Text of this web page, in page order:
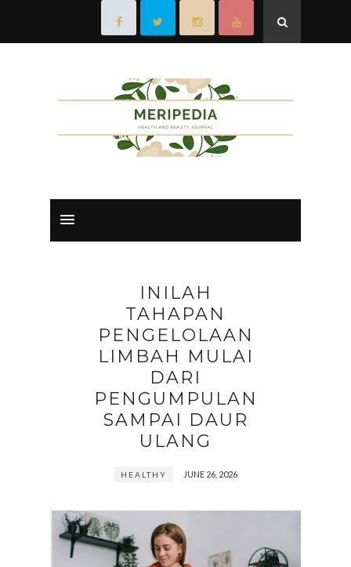
INILAH
TAHAPAN
PENGELOLAAN
LIMBAH MULAI
DARI
PENGUMPULAN
SAMPAI DAUR
ULANG
HEALTHY JUNE 26, 2026